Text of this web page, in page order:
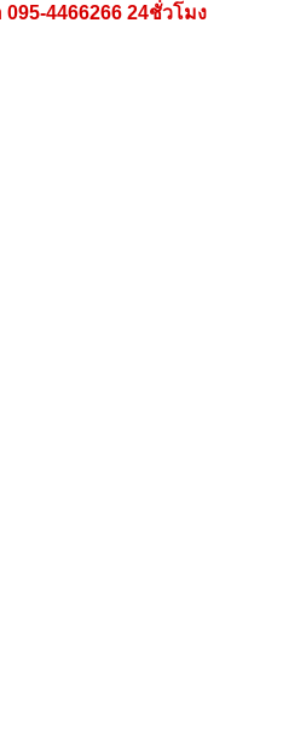
095-4466266 24ชั่วโมง